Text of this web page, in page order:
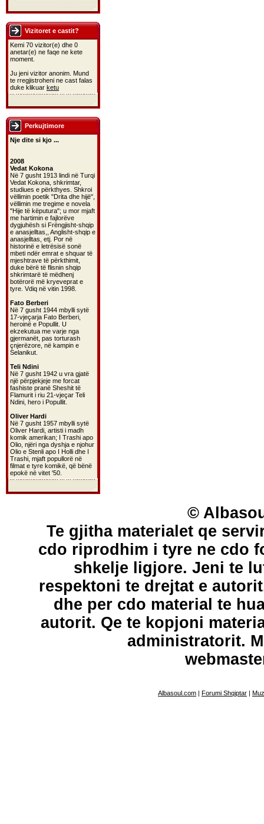
Vizitoret e castit?
Kemi 70 vizitor(e) dhe 0
anetar(e) ne faqe ne kete
moment.
Ju jeni vizitor anonim. Mund
te rregjistroheni ne cast falas
duke klikuar ketu
Perkujtimore
Nje dite si kjo ...
2008
Vedat Kokona
Në 7 gusht 1913 lindi në Turqi
Vedat Kokona, shkrimtar,
studiues e përkthyes. Shkroi
vëllimin poetik "Drita dhe hijë",
vëllimin me tregime e novela
"Hije të këputura"; u mor mjaft
me hartimin e fajlorëve
dygjuhësh si Frëngjisht-shqip
e anasjelltas,, Anglisht-shqip e
anasjelltas, etj. Por në
historinë e letrësisë sonë
mbeti ndër emrat e shquar të
mjeshtrave të përkthimit,
duke bërë të flisnin shqip
shkrimtarë të mëdhenj
botërorë më kryeveprat e
tyre. Vdiq në vitin 1998.
Fato Berberi
Në 7 gusht 1944 mbylli sytë
17-vjeçarja Fato Berberi,
heroinë e Popullit. U
ekzekutua me varje nga
gjermanët, pas torturash
çnjerëzore, në kampin e
Selanikut.
Teli Ndini
Në 7 gusht 1942 u vra gjatë
një përpjekjeje me forcat
fashiste pranë Sheshit të
Flamurit i riu 21-vjeçar Teli
Ndini, hero i Popullit.
Oliver Hardi
Në 7 gusht 1957 mbylli sytë
Oliver Hardi, artisti i madh
komik amerikan; I Trashi apo
Olio, njëri nga dyshja e njohur
Olio e Stenli apo I Holli dhe I
Trashi, mjaft popullorë në
filmat e tyre komikë, që bënë
epokë në vitet '50.
©
Te gjitha materialet qe
cdo riprodhim i tyre ne cdo
shkelje ligjore. Jeni te
respektoni te drejtat e
dhe per cdo material te
autorit. Qe te kopjoni
administratorit.
Albasoul.com | Forumi Shqiptar |